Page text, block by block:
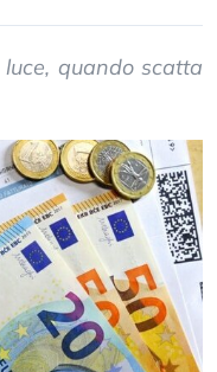
quando scatta